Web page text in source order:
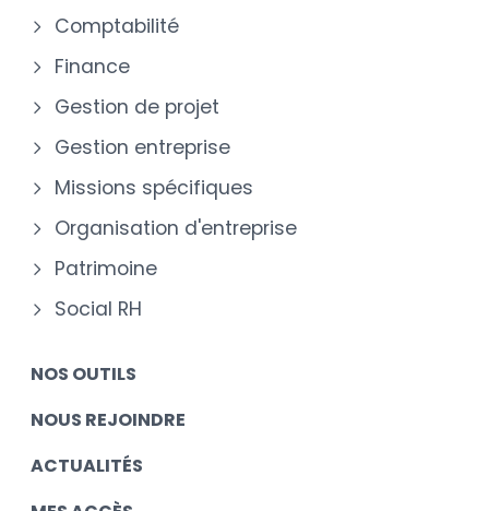
Comptabilité
Finance
Gestion de projet
Gestion entreprise
Missions spécifiques
Organisation d'entreprise
Patrimoine
Social RH
NOS OUTILS
NOUS REJOINDRE
ACTUALITÉS